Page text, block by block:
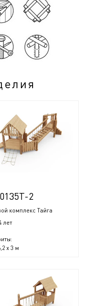
2
комплекс Тайга
лет
x 3 м